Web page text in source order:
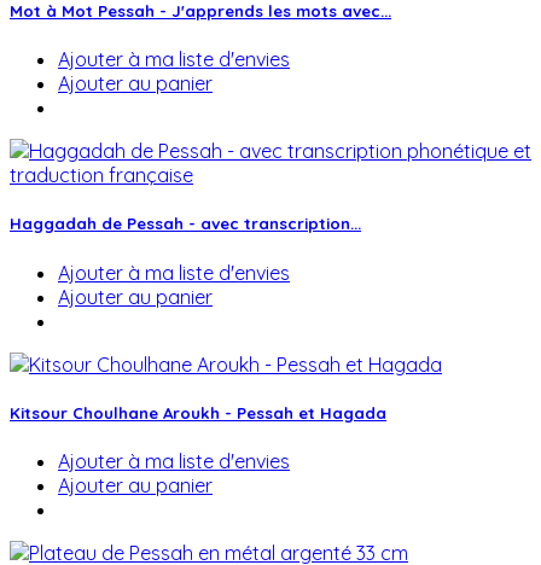
Mot à Mot Pessah - J'apprends les mots avec...
Ajouter à ma liste d'envies
Ajouter au panier
Haggadah de Pessah - avec transcription...
Ajouter à ma liste d'envies
Ajouter au panier
Kitsour Choulhane Aroukh - Pessah et Hagada
Ajouter à ma liste d'envies
Ajouter au panier